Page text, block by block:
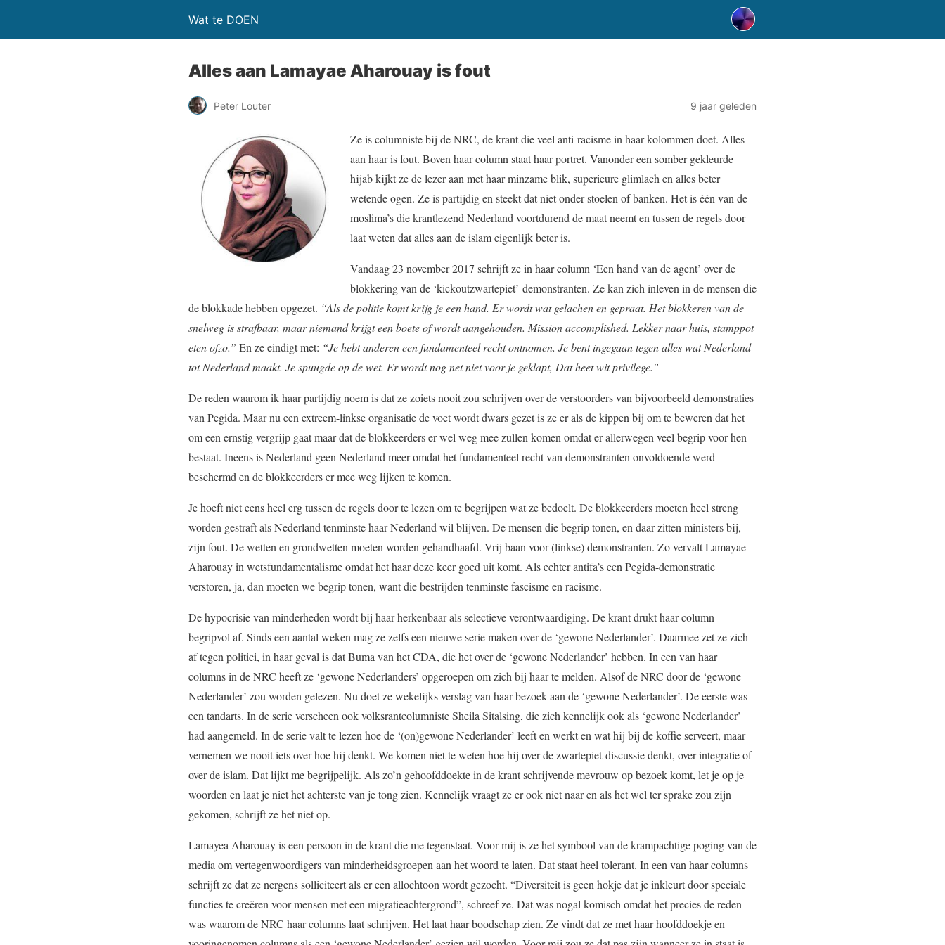
Wat te DOEN
Alles aan Lamayae Aharouay is fout
Peter Louter 9 jaar geleden
Ze is columniste bij de NRC, de krant die veel anti-racisme in haar kolommen doet. Alles
aan haar is fout. Boven haar column staat haar portret. Vanonder een somber gekleurde
hijab kijkt ze de lezer aan met haar minzame blik, superieure glimlach en alles beter
wetende ogen. Ze is partijdig en steekt dat niet onder stoelen of banken. Het is één van de
moslima’s die krantlezend Nederland voortdurend de maat neemt en tussen de regels door
laat weten dat alles aan de islam eigenlijk beter is.
Vandaag 23 november 2017 schrijft ze in haar column ‘Een hand van de agent’ over de
blokkering van de ‘kickoutzwartepiet’-demonstranten. Ze kan zich inleven in de mensen die
de blokkade hebben opgezet. “Als de politie komt krijg je een hand. Er wordt wat gelachen en gepraat. Het blokkeren van de
snelweg is strafbaar, maar niemand krijgt een boete of wordt aangehouden. Mission accomplished. Lekker naar huis, stamppot
eten ofzo.” En ze eindigt met: “Je hebt anderen een fundamenteel recht ontnomen. Je bent ingegaan tegen alles wat Nederland
tot Nederland maakt. Je spuugde op de wet. Er wordt nog net niet voor je geklapt, Dat heet wit privilege.”
De reden waarom ik haar partijdig noem is dat ze zoiets nooit zou schrijven over de verstoorders van bijvoorbeeld demonstraties
van Pegida. Maar nu een extreem-linkse organisatie de voet wordt dwars gezet is ze er als de kippen bij om te beweren dat het
om een ernstig vergrijp gaat maar dat de blokkeerders er wel weg mee zullen komen omdat er allerwegen veel begrip voor hen
bestaat. Ineens is Nederland geen Nederland meer omdat het fundamenteel recht van demonstranten onvoldoende werd
beschermd en de blokkeerders er mee weg lijken te komen.
Je hoeft niet eens heel erg tussen de regels door te lezen om te begrijpen wat ze bedoelt. De blokkeerders moeten heel streng
worden gestraft als Nederland tenminste haar Nederland wil blijven. De mensen die begrip tonen, en daar zitten ministers bij,
zijn fout. De wetten en grondwetten moeten worden gehandhaafd. Vrij baan voor (linkse) demonstranten. Zo vervalt Lamayae
Aharouay in wetsfundamentalisme omdat het haar deze keer goed uit komt. Als echter antifa’s een Pegida-demonstratie
verstoren, ja, dan moeten we begrip tonen, want die bestrijden tenminste fascisme en racisme.
De hypocrisie van minderheden wordt bij haar herkenbaar als selectieve verontwaardiging. De krant drukt haar column
begripvol af. Sinds een aantal weken mag ze zelfs een nieuwe serie maken over de ‘gewone Nederlander’. Daarmee zet ze zich
af tegen politici, in haar geval is dat Buma van het CDA, die het over de ‘gewone Nederlander’ hebben. In een van haar
columns in de NRC heeft ze ‘gewone Nederlanders’ opgeroepen om zich bij haar te melden. Alsof de NRC door de ‘gewone
Nederlander’ zou worden gelezen. Nu doet ze wekelijks verslag van haar bezoek aan de ‘gewone Nederlander’. De eerste was
een tandarts. In de serie verscheen ook volksrantcolumniste Sheila Sitalsing, die zich kennelijk ook als ‘gewone Nederlander’
had aangemeld. In de serie valt te lezen hoe de ‘(on)gewone Nederlander’ leeft en werkt en wat hij bij de koffie serveert, maar
vernemen we nooit iets over hoe hij denkt. We komen niet te weten hoe hij over de zwartepiet-discussie denkt, over integratie of
over de islam. Dat lijkt me begrijpelijk. Als zo’n gehoofddoekte in de krant schrijvende mevrouw op bezoek komt, let je op je
woorden en laat je niet het achterste van je tong zien. Kennelijk vraagt ze er ook niet naar en als het wel ter sprake zou zijn
gekomen, schrijft ze het niet op.
Lamayea Aharouay is een persoon in de krant die me tegenstaat. Voor mij is ze het symbool van de krampachtige poging van de
media om vertegenwoordigers van minderheidsgroepen aan het woord te laten. Dat staat heel tolerant. In een van haar columns
schrijft ze dat ze nergens solliciteert als er een allochtoon wordt gezocht. “Diversiteit is geen hokje dat je inkleurt door speciale
functies te creëren voor mensen met een migratieachtergrond”, schreef ze. Dat was nogal komisch omdat het precies de reden
was waarom de NRC haar columns laat schrijven. Het laat haar boodschap zien. Ze vindt dat ze met haar hoofddoekje en